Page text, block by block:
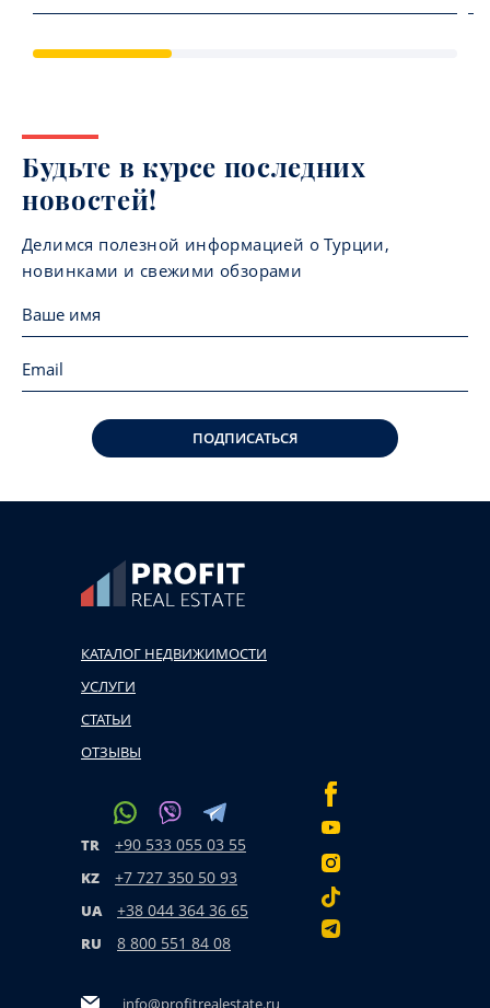
Будьте в курсе последних
новостей!
Делимся полезной информацией о Турции,
новинками и свежими обзорами
ПОДПИСАТЬСЯ
КАТАЛОГ НЕДВИЖИМОСТИ
УСЛУГИ
СТАТЬИ
ОТЗЫВЫ
TR +90 533 055 03 55
KZ +7 727 350 50 93
UA +38 044 364 36 65
RU 8 800 551 84 08
info@profitrealestate.ru